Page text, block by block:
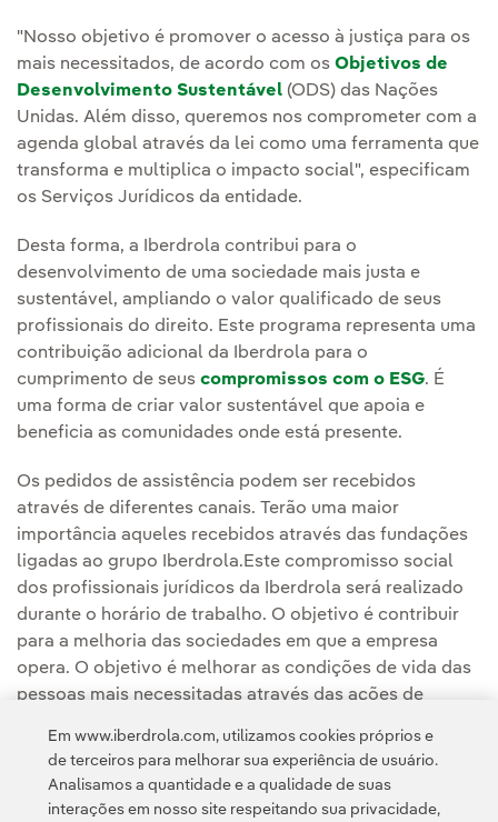
"Nosso objetivo é promover o acesso à justiça para os
mais necessitados, de acordo com os Objetivos de
Desenvolvimento Sustentável (ODS) das Nações
Unidas. Além disso, queremos nos comprometer com a
agenda global através da lei como uma ferramenta que
transforma e multiplica o impacto social", especificam
os Serviços Jurídicos da entidade.
Desta forma, a Iberdrola contribui para o
desenvolvimento de uma sociedade mais justa e
sustentável, ampliando o valor qualificado de seus
profissionais do direito. Este programa representa uma
contribuição adicional da Iberdrola para o
cumprimento de seus compromissos com o ESG. É
uma forma de criar valor sustentável que apoia e
beneficia as comunidades onde está presente.
Os pedidos de assistência podem ser recebidos
através de diferentes canais. Terão uma maior
importância aqueles recebidos através das fundações
ligadas ao grupo Iberdrola.Este compromisso social
dos profissionais jurídicos da Iberdrola será realizado
durante o horário de trabalho. O objetivo é contribuir
para a melhoria das sociedades em que a empresa
opera. O objetivo é melhorar as condições de vida das
pessoas mais necessitadas através das ações de
Em www.iberdrola.com, utilizamos cookies próprios e
de terceiros para melhorar sua experiência de usuário.
Analisamos a quantidade e a qualidade de suas
interações em nosso site respeitando sua privacidade,